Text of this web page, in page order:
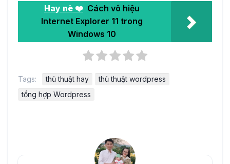
Hay nè ❤️ Cách vô hiệu
Internet Explorer 11 trong
Windows 10
Tags: thủ thuật hay
thủ thuật wordpress
tổng hợp Wordpress